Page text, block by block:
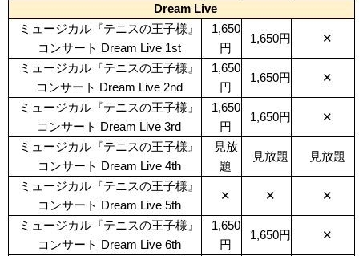
Dream Live
ミュージカル『テニスの王子様』
コンサート Dream Live 1st
1,650
円
1,650円 ✕
ミュージカル『テニスの王子様』
コンサート Dream Live 2nd
1,650
円
1,650円 ✕
ミュージカル『テニスの王子様』
コンサート Dream Live 3rd
1,650
円
1,650円 ✕
ミュージカル『テニスの王子様』
コンサート Dream Live 4th
見放
題
見放題 見放題
ミュージカル『テニスの王子様』
コンサート Dream Live 5th
✕ ✕ ✕
ミュージカル『テニスの王子様』
コンサート Dream Live 6th
1,650
円
1,650円 ✕